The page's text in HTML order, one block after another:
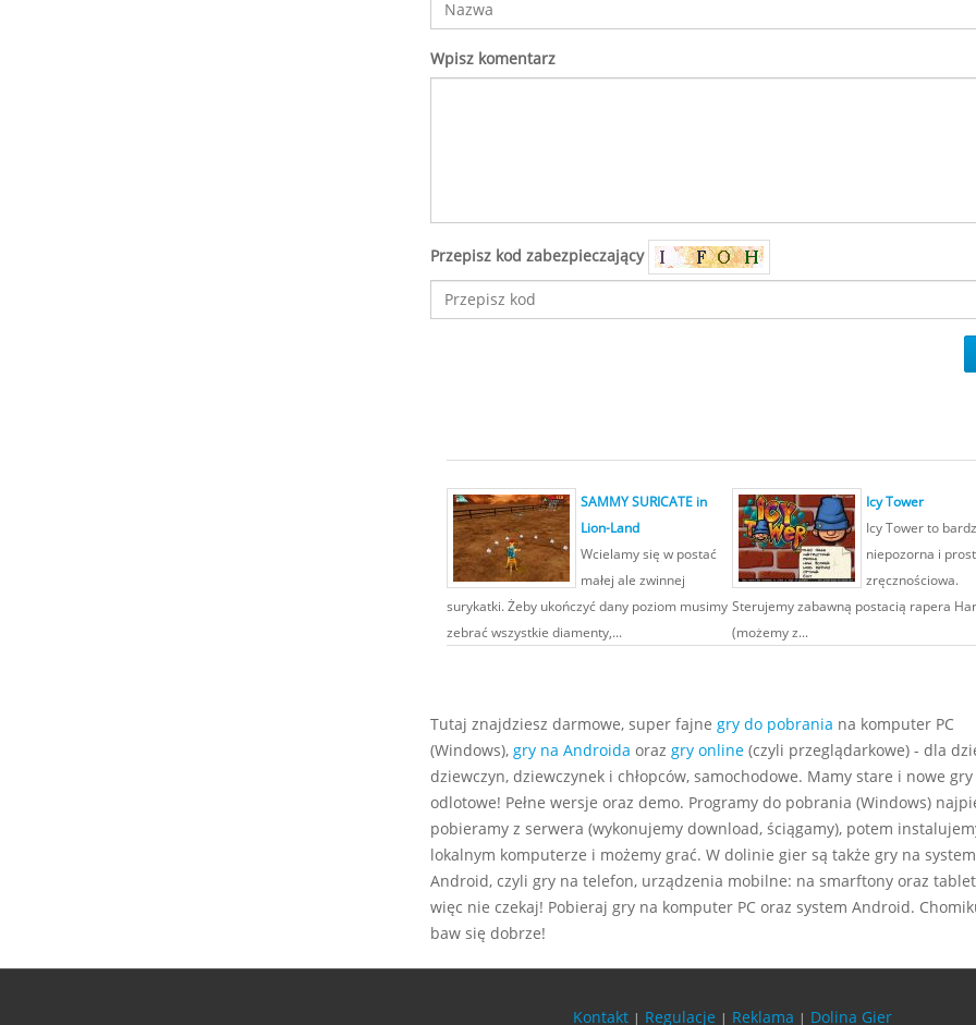
Wpisz komentarz
Przepisz kod zabezpieczający
SAMMY SURICATE in
Lion-Land
Wcielamy się w postać
małej ale zwinnej
surykatki. Żeby ukończyć dany poziom musimy
zebrać wszystkie diamenty,...
Icy Tower
Icy Tower to
niepozorna i
zręcznościowa.
Sterujemy zabawną postacią rapera
(możemy z...
Tutaj znajdziesz darmowe, super fajne gry do pobrania na komputer PC
(Windows), gry na Androida oraz gry online(czyli przeglądarkowe) - dla
dziewczyn, dziewczynek i chłopców, samochodowe. Mamy stare i nowe gry
odlotowe! Pełne wersje oraz demo. Programy do pobrania (Windows)
pobieramy z serwera (wykonujemy download, ściągamy), potem
lokalnym komputerze i możemy grać. W dolinie gier są także gry na system
Android, czyli gry na telefon, urządzenia mobilne: na smarftony oraz
więc nie czekaj! Pobieraj gry na komputer PC oraz system Android.
baw się dobrze!
Kontakt | Regulacje | Reklama | Dolina Gier